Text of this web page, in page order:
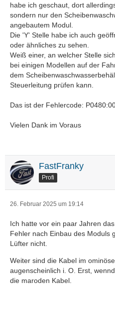
habe ich geschaut, dort
sondern nur den
angebautem Modul.
Die 'Y' Stelle habe ich auch
oder ähnliches zu sehen.
Weiß einer, an welcher Stelle
bei einigen Modellen auf der
dem
Steuerleitung prüfen kann.
Das ist der Fehlercode:
Vielen Dank im Voraus
FastFranky
Profi
26. Februar 2025 um 19:14
Ich hatte vor ein paar Jahren
Fehler nach Einbau des Moduls
Lüfter nicht.
Weiter sind die Kabel im
augenscheinlich i. O. Erst,
die maroden Kabel.